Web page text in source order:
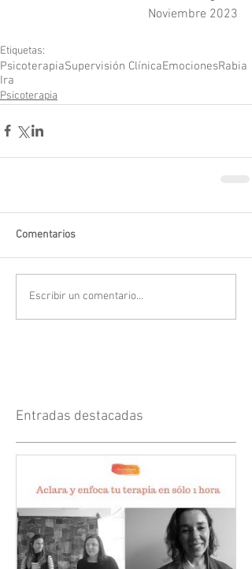
Noviembre 2023
Etiquetas:
PsicoterapiaSupervisión ClínicaEmocionesRabia
Ira
Psicoterapia
Comentarios
Escribir un comentario...
Entradas destacadas